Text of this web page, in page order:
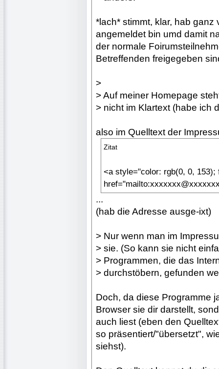
*lach* stimmt, klar, hab
angemeldet bin umd damit
der normale
Betreffenden freigegeben
>
> Auf meiner Homepage
> nicht im Klartext (habe ich
also im Quelltext der
Zitat
<a style="color: rgb(0, 0, 153);
...
(hab die Adresse ausge-ixt)
> Nur wenn man im
> sie. (So kann sie nicht
> Programmen, die das
> durchstöbern, gefunden
Doch, da diese Programme
Browser sie dir darstellt,
auch liest (eben den
so präsentiert/"übersetzt",
siehst).